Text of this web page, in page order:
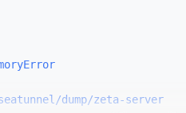
seatunnel/dump/zeta-server